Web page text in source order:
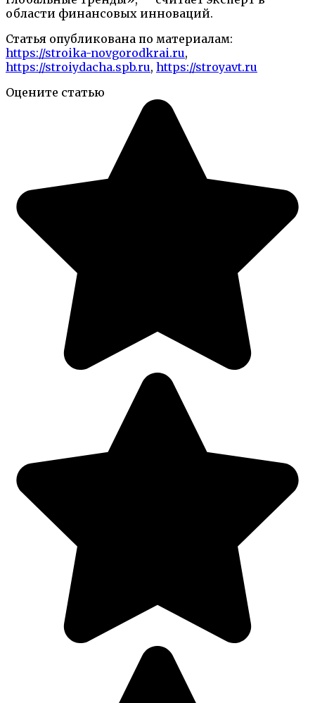
области финансовых инноваций.
Статья опубликована по материалам:
https://stroika-novgorodkrai.ru,
https://stroiydacha.spb.ru, https://stroyavt.ru
Оцените статью